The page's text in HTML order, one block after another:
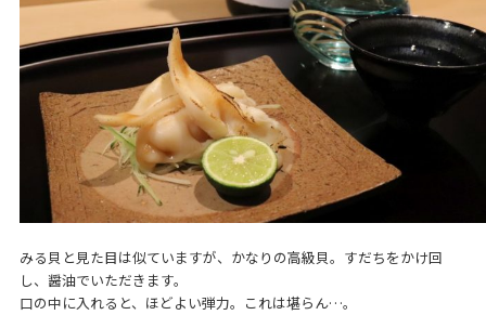
みる貝と見た目は似ていますが、かなりの高級貝。すだちをかけ回
し、醤油でいただきます。
口の中に入れると、ほどよい弾力。これは堪らん…。